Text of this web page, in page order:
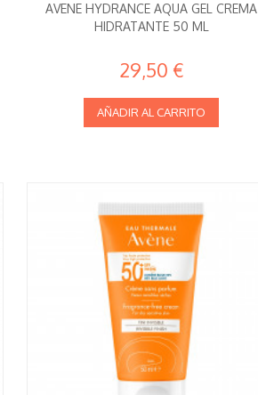
AVENE HYDRANCE AQUA GEL CREMA
HIDRATANTE 50 ML
29,50 €
AÑADIR AL CARRITO